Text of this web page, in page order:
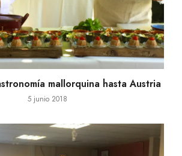
mallorquina hasta Austria
5 junio 2018